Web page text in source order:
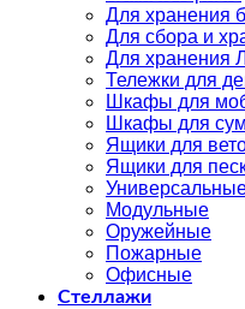
Для хранения
Для сбора и
Для хранения
Тележки для
Шкафы для
Шкафы для
Ящики для
Ящики для
Модульные
Оружейные
Пожарные
Офисные
Стеллажи